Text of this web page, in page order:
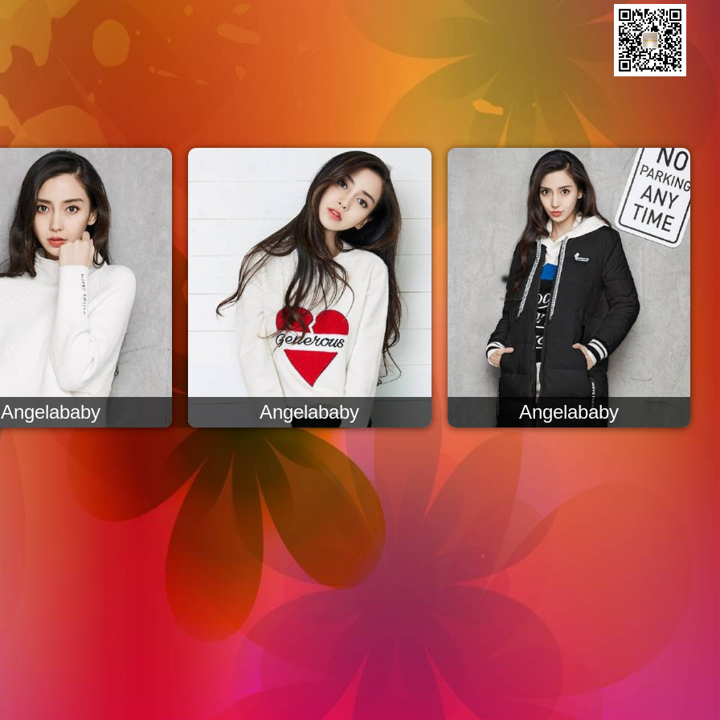
angelababy Angelababy
Angelababy Angelababy Angelababy